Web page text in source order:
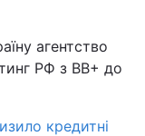
агентство
РФ з ВВ+ до
кредитні